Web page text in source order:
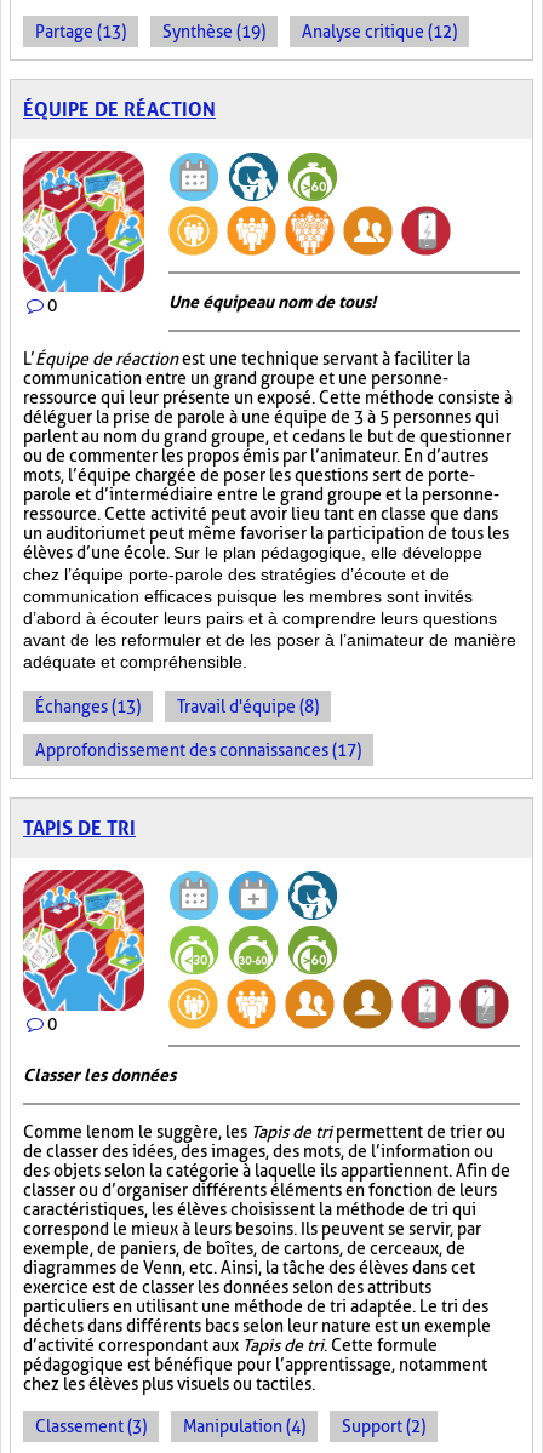
Partage (13) Synthèse (19) Analyse critique (12)
ÉQUIPE DE RÉACTION
0 Une équipe au nom de tous!
L’Équipe de réactionest une technique servant à faciliter la
communication entre un grand groupe et une personne-
ressource qui leur présente un exposé. Cette méthode consiste à
déléguer la prise de parole à une équipe de 3 à 5 personnes qui
parlent au nom du grand groupe, et ce dans le but de questionner
ou de commenter les propos émis par l’animateur. En d’autres
mots, l’équipe chargée de poser les questions sert de porte-
parole et d’intermédiaire entre le grand groupe et la personne-
ressource. Cette activité peut avoir lieu tant en classe que dans
un auditorium et peut même favoriser la participation de tous les
élèves d’une école. Sur le plan pédagogique, elle développe
chez l’équipe porte-parole des stratégies d’écoute et de
communication efficaces puisque les membres sont invités
d’abord à écouter leurs pairs et à comprendre leurs questions
avant de les reformuler et de les poser à l’animateur de manière
adéquate et compréhensible.
Échanges (13) Travail d'équipe (8)
Approfondissement des connaissances (17)
TAPIS DE TRI
0
Classer les données
Comme le nom le suggère, les Tapis de tripermettent de trier ou
de classer des idées, des images, des mots, de l’information ou
des objets selon la catégorie à laquelle ils appartiennent. Afin de
classer ou d’organiser différents éléments en fonction de leurs
caractéristiques, les élèves choisissent la méthode de tri qui
correspond le mieux à leurs besoins. Ils peuvent se servir, par
exemple, de paniers, de boîtes, de cartons, de cerceaux, de
diagrammes de Venn, etc. Ainsi, la tâche des élèves dans cet
exercice est de classer les données selon des attributs
particuliers en utilisant une méthode de tri adaptée. Le tri des
déchets dans différents bacs selon leur nature est un exemple
d’activité correspondant aux Tapis de tri. Cette formule
pédagogique est bénéfique pour l’apprentissage, notamment
chez les élèves plus visuels ou tactiles.
Classement (3) Manipulation (4) Support (2)